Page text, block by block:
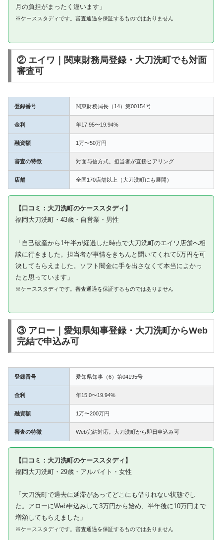
月の負担がまったく違います」
※ケーススタディです。審査通過を保証するものではありません
② エイワ｜関東財務局登録・大刀洗町でも対面
審査可
登録番号 関東財務局長（14）第00154号
金利 年17.95〜19.94%
融資額 1万〜50万円
審査の特徴 対面与信方式。担当者が直接ヒアリング
店舗 全国170店舗以上（大刀洗町にも展開）
【口コミ：大刀洗町のケーススタディ】
福岡大刀洗町・43歳・自営業・男性
「自己破産から1年半が経過した時点で大刀洗町のエイワ店舗へ相
談に行きました。担当者が事情をきちんと聞いてくれて5万円を可
決してもらえました。ソフト闇金に手を出さなくて本当によかっ
たと思っています」
※ケーススタディです。審査通過を保証するものではありません
③ アロー｜愛知県知事登録・大刀洗町からWeb
完結で申込み可
登録番号 愛知県知事（6）第04195号
金利 年15.0〜19.94%
融資額 1万〜200万円
審査の特徴 Web完結対応。大刀洗町から即日申込み可
【口コミ：大刀洗町のケーススタディ】
福岡大刀洗町・29歳・アルバイト・女性
「大刀洗町で過去に延滞があってどこにも借りれない状態でし
た。アローにWeb申込みして3万円から始め、半年後に10万円まで
増額してもらえました」
※ケーススタディです。審査通過を保証するものではありません